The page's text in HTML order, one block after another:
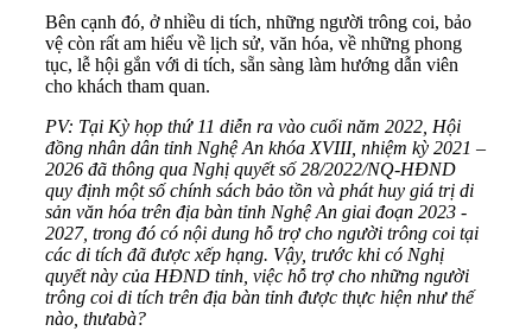
Bên cạnh đó, ở nhiều di tích, những người trông coi, bảo
vệ còn rất am hiểu về lịch sử, văn hóa, về những phong
tục, lễ hội gắn với di tích, sẵn sàng làm hướng dẫn viên
cho khách tham quan.
PV: Tại Kỳ họp thứ 11 diễn ra vào cuối năm 2022, Hội
đồng nhân dân tỉnh Nghệ An khóa XVIII, nhiệm kỳ 2021 –
2026 đã thông qua Nghị quyết số 28/2022/NQ-HĐND
quy định một số chính sách bảo tồn và phát huy giá trị di
sản văn hóa trên địa bàn tỉnh Nghệ An giai đoạn 2023 -
2027, trong đó có nội dung hỗ trợ cho người trông coi tại
các di tích đã được xếp hạng. Vậy, trước khi có Nghị
quyết này của HĐND tỉnh, việc hỗ trợ cho những người
trông coi di tích trên địa bàn tỉnh được thực hiện như thế
nào, thưabà?